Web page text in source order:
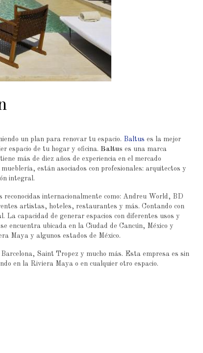
un plan para renovar tu espacio. Baltus es la mejor
espacio de tu hogar y oficina. Baltus es una marca
más de diez años de experiencia en el mercado
mueblería, están asociados con profesionales: arquitectos y
integral.
internacionalmente como: Andreu World, BD
artistas, hoteles, restaurantes y más. Contando con
La capacidad de generar espacios con diferentes usos y
encuentra ubicada en la Ciudad de Cancún, México y
Maya y algunos estados de México.
Saint Tropez y mucho más. Esta empresa es sin
en la Riviera Maya o en cualquier otro espacio.